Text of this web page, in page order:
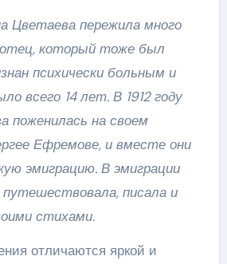
Цветаева пережила много
который тоже был
психически больным и
всего 14 лет. В 1912 году
поженилась на своем
Ефремове, и вместе они
эмиграцию. В эмиграции
писала и
стихами.
отличаются яркой и